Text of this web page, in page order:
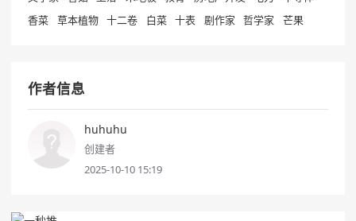
香菜
草本植物 十二卷 白菜 十表 剧作家 哲学家 芒果
作者信息
huhuhu
创建者
2025-10-10 15:19